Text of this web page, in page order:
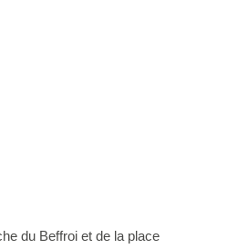
du Beffroi et de la place